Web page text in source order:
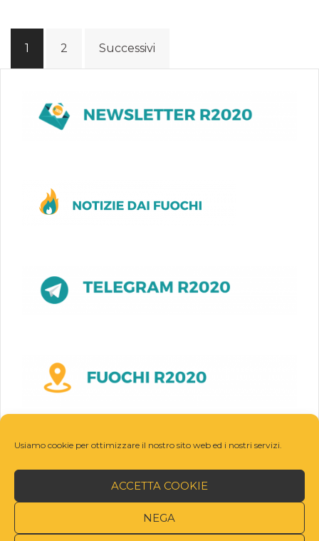
Usiamo cookie per ottimizzare il nostro sito web ed i nostri servizi.
ACCETTA COOKIE
NEGA
Navigazione
articoli
1 2 Successivi